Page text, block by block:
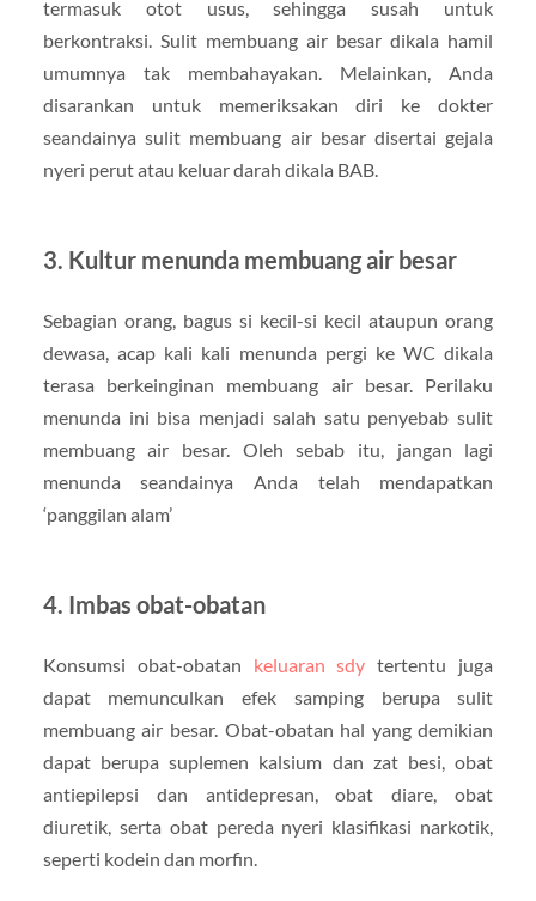
termasuk otot usus, sehingga susah untuk
berkontraksi. Sulit membuang air besar dikala hamil
umumnya tak membahayakan. Melainkan, Anda
disarankan untuk memeriksakan diri ke dokter
seandainya sulit membuang air besar disertai gejala
nyeri perut atau keluar darah dikala BAB.
3. Kultur menunda membuang air besar
Sebagian orang, bagus si kecil-si kecil ataupun orang
dewasa, acap kali kali menunda pergi ke WC dikala
terasa berkeinginan membuang air besar. Perilaku
menunda ini bisa menjadi salah satu penyebab sulit
membuang air besar. Oleh sebab itu, jangan lagi
menunda seandainya Anda telah mendapatkan
‘panggilan alam’
4. Imbas obat-obatan
Konsumsi obat-obatan keluaran sdy tertentu juga
dapat memunculkan efek samping berupa sulit
membuang air besar. Obat-obatan hal yang demikian
dapat berupa suplemen kalsium dan zat besi, obat
antiepilepsi dan antidepresan, obat diare, obat
diuretik, serta obat pereda nyeri klasifikasi narkotik,
seperti kodein dan morfin.